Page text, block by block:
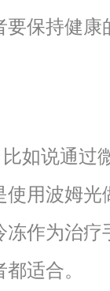
保持健康
如说通过
用波姆光
作为治疗
适合。